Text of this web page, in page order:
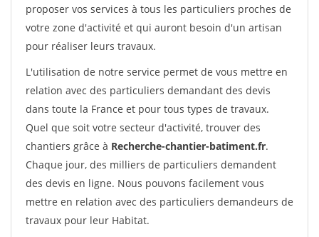
proposer vos services à tous les particuliers proches de
votre zone d'activité et qui auront besoin d'un artisan
pour réaliser leurs travaux.
L'utilisation de notre service permet de vous mettre en
relation avec des particuliers demandant des devis
dans toute la France et pour tous types de travaux.
Quel que soit votre secteur d'activité, trouver des
chantiers grâce à Recherche-chantier-batiment.fr.
Chaque jour, des milliers de particuliers demandent
des devis en ligne. Nous pouvons facilement vous
mettre en relation avec des particuliers demandeurs de
travaux pour leur Habitat.